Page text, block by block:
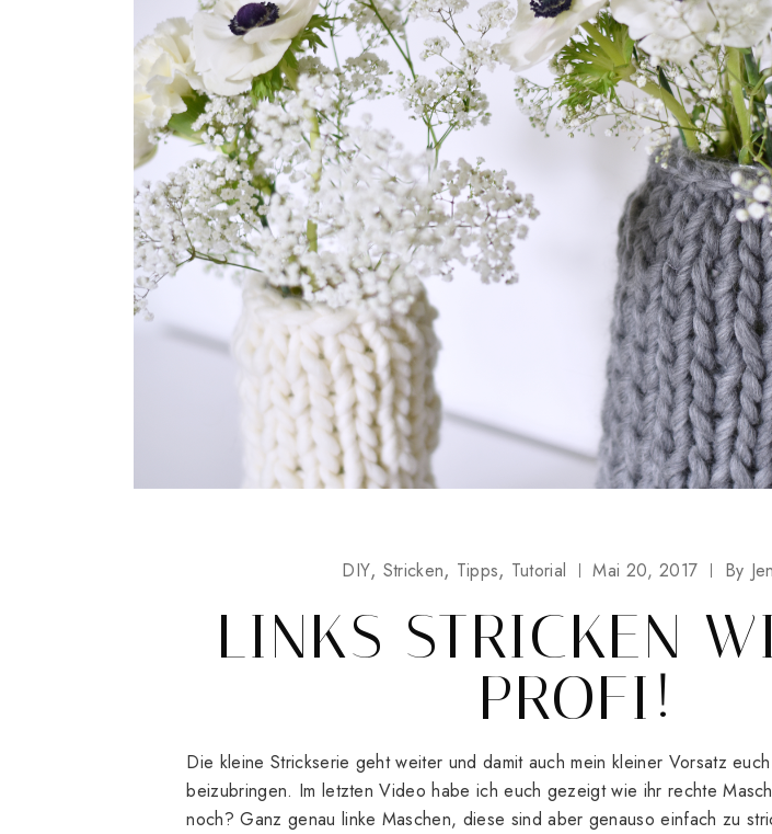
DIY Stricken Tipps Tutorial Mai 20, 2017 By
LINKS STRICKEN
PROFI!
Die kleine Strickserie geht weiter und damit auch mein kleiner Vorsatz
beizubringen. Im letzten Video habe ich euch gezeigt wie ihr rechte
noch? Ganz genau linke Maschen, diese sind aber genauso einfach zu